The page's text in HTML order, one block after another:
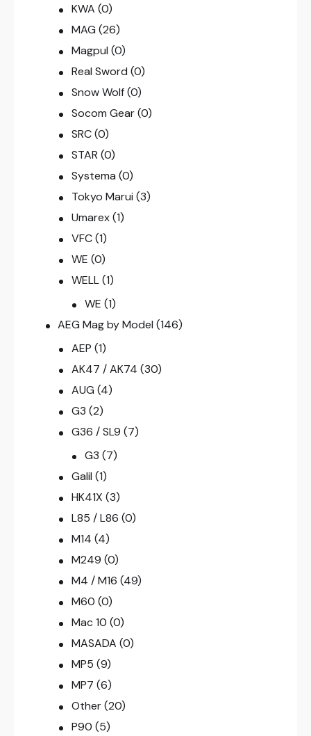
KWA (0)
MAG (26)
Magpul (0)
Real Sword (0)
Snow Wolf (0)
Socom Gear (0)
SRC (0)
STAR (0)
Systema (0)
Tokyo Marui (3)
Umarex (1)
VFC (1)
WE (0)
WELL (1)
WE (1)
AEG Mag by Model (146)
AEP (1)
AK47 / AK74 (30)
AUG (4)
G3 (2)
G36 / SL9 (7)
G3 (7)
Galil (1)
HK41X (3)
L85 / L86 (0)
M14 (4)
M249 (0)
M4 / M16 (49)
M60 (0)
Mac 10 (0)
MASADA (0)
MP5 (9)
MP7 (6)
Other (20)
P90 (5)